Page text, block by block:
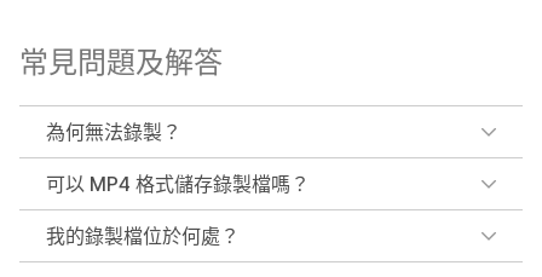
常見問題及解答
為何無法錄製？
可以 MP4 格式儲存錄製檔嗎？
我的錄製檔位於何處？